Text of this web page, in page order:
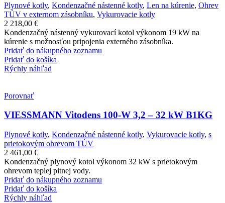
Plynové kotly, Kondenzačné nástenné kotly, Len na kúrenie, Ohrev
TÚV v externom zásobníku, Vykurovacie kotly
2 218,00 €
Kondenzačný nástenný vykurovací kotol výkonom 19 kW na
kúrenie s možnosťou pripojenia externého zásobníka.
Pridať do nákupného zoznamu
Pridať do košíka
Rýchly náhľad
Porovnať
VIESSMANN Vitodens 100-W 3,2 – 32 kW B1KG
Plynové kotly, Kondenzačné nástenné kotly, Vykurovacie kotly, s
prietokovým ohrevom TÚV
2 461,00 €
Kondenzačný plynový kotol výkonom 32 kW s prietokovým
ohrevom teplej pitnej vody.
Pridať do nákupného zoznamu
Pridať do košíka
Rýchly náhľad